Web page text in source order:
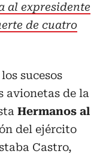
al expresidente
de cuatro
sucesos
avionetas de la
Hermanos al
del ejército
Castro,